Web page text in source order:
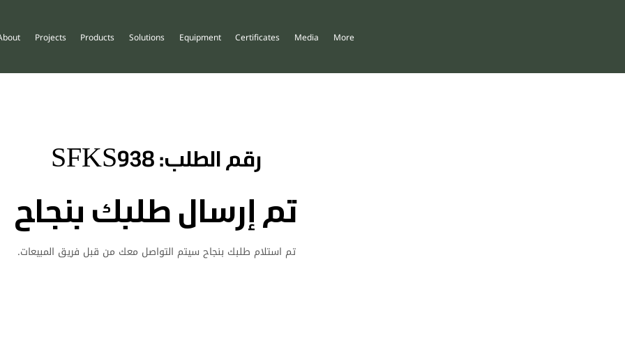
More
Media
Certificates
Equipment
Solutions
Products
Projects
رقم الطلب: SFKS938
تم إرسال طلبك بنجاح
تم استلام طلبك بنجاح سيتم التواصل معك من قبل فريق المبيعات.